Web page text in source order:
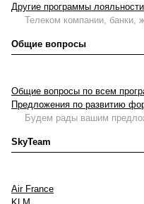
Другие программы лояльности
Телеком компании, банки,
Общие вопросы
Общие вопросы по всем
Предложения по развитию
Будем рады вашим
SkyTeam
Air France